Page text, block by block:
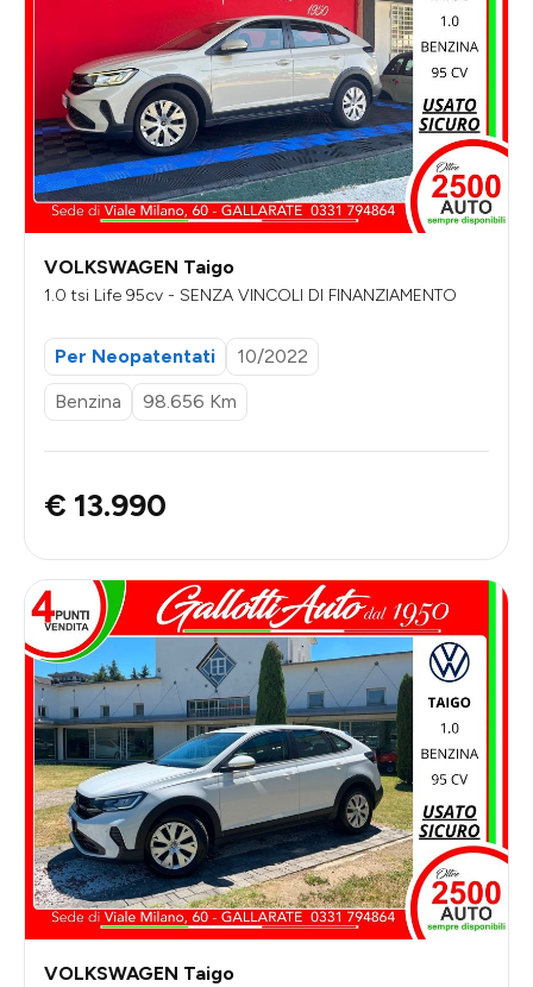
VOLKSWAGEN Taigo
1.0 tsi Life 95cv - SENZA VINCOLI DI FINANZIAMENTO
Per Neopatentati
10/2022
Benzina
98.656 Km
€ 13.990
VOLKSWAGEN Taigo